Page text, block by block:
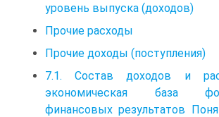
уровень выпуска (доходов)
Прочие расходы
Прочие доходы (поступления)
7.1. Состав доходов и
экономическая база
финансовых результатов